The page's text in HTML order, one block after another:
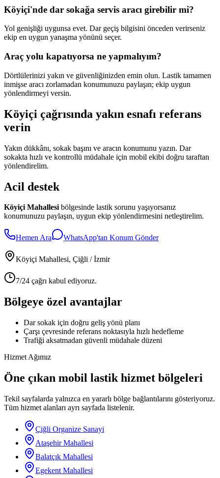
Köyiçi'nde dar sokağa servis aracı girebilir mi?
Yol genişliği uygunsa evet. Dar geçiş bilgisini önceden verirseniz
ekip en uygun yanaşma yönünü seçer.
Araç yolu kapatıyorsa ne yapmalıyım?
Dörtlülerinizi yakın ve güvenliğinizden emin olun. Lastik tamamen
inmişse aracı zorlamadan konumunuzu paylaşın; ekip uygun
yönlendirmeyi versin.
Köyiçi çağrısında yakın esnafı referans
verin
Yakın dükkânı, sokak başını ve aracın konumunu yazın. Dar
sokakta hızlı ve kontrollü müdahale için mobil ekibi doğru taraftan
yönlendirelim.
Acil destek
Köyiçi Mahallesibölgesinde lastik sorunu yaşıyorsanız
konumunuzu paylaşın, uygun ekip yönlendirmesini netleştirelim.
Hemen Ara WhatsApp'tan Konum Gönder
Köyiçi Mahallesi, Çiğli / İzmir
7/24 çağrı kabul ediyoruz.
Bölgeye özel avantajlar
Dar sokak için doğru geliş yönü planı
Çarşı çevresinde referans noktasıyla hızlı hedefleme
Trafiği aksatmadan güvenli müdahale düzeni
Hizmet Ağımız
Öne çıkan mobil lastik hizmet bölgeleri
Tekil sayfalarda yalnızca en yararlı bölge bağlantılarını gösteriyoruz.
Tüm hizmet alanları ayrı sayfada listelenir.
Çiğli Organize Sanayi
Ataşehir Mahallesi
Balatçık Mahallesi
Egekent Mahallesi